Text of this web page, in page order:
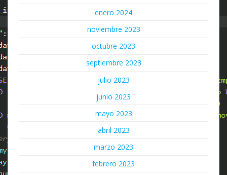
enero 2024
noviembre 2023
octubre 2023
septiembre 2023
julio 2023
junio 2023
mayo 2023
abril 2023
marzo 2023
febrero 2023